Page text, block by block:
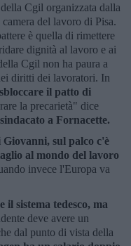
Cgil organizzata dalla
del lavoro di Pisa.
è quella di rimettere
dignità al lavoro e ai
Cgil non ha paura a
diritti dei lavoratori. In
il patto di
la precarietà" dice
a Fornacette.
sul palco c'è
al mondo del lavoro
invece l'Europa va
sistema tedesco, ma
deve avere un
dal punto di vista della